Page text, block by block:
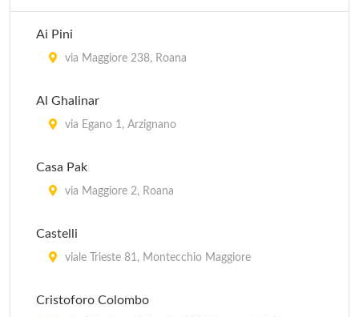
Ai Pini
via Maggiore 238, Roana
Al Ghalinar
via Egano 1, Arzignano
Casa Pak
via Maggiore 2, Roana
Castelli
viale Trieste 81, Montecchio Maggiore
Cristoforo Colombo